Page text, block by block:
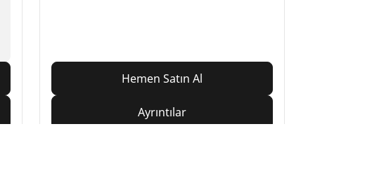
Hemen Satın Al
Ayrıntılar